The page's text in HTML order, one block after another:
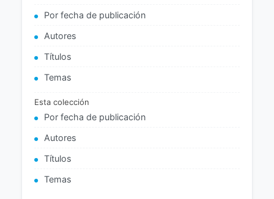
Por fecha de publicación
Autores
Títulos
Temas
Esta colección
Por fecha de publicación
Autores
Títulos
Temas